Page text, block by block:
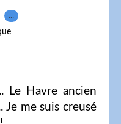
…
Le Havre ancien
Je me suis creusé